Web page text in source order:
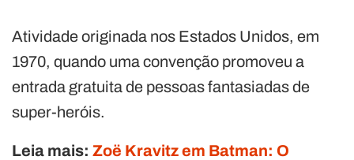
Atividade originada nos Estados Unidos, em
1970, quando uma convenção promoveu a
entrada gratuita de pessoas fantasiadas de
super-heróis.
Leia mais: Zoë Kravitz em Batman: O